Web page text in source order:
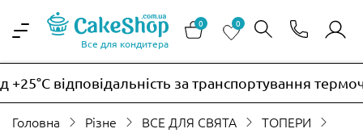
Все для кондитера
0 0
відповідальність за транспортування
Головна Різне ВСЕ ДЛЯ СВЯТА
ТОПЕРИ